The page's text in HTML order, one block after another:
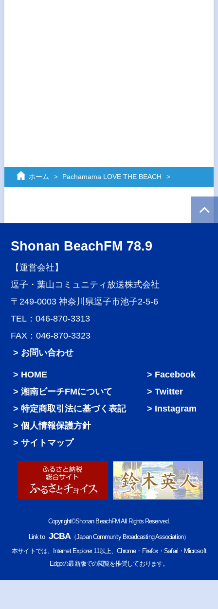
ホーム Pachamama LOVE THE BEACH
Shonan BeachFM 78.9
【運営会社】
逗子・葉山コミュニティ放送株式会社
〒249-0003 神奈川県逗子市池子2-5-6
TEL：046-870-3313
FAX：046-870-3323
> お問い合わせ
HOME
湘南ビーチFMについて
特定商取引法に基づく表記
個人情報保護方針
サイトマップ
Facebook
Twitter
Instagram
Copyright©Shonan BeachFM All Rights Reserved.
Link to JCBA（Japan Community Broadcasting Association）
本サイトでは、Internet Explorer 11以上、Chrome・Firefox・Safari・Microsoft
Edgeの最新版での閲覧を推奨しております。